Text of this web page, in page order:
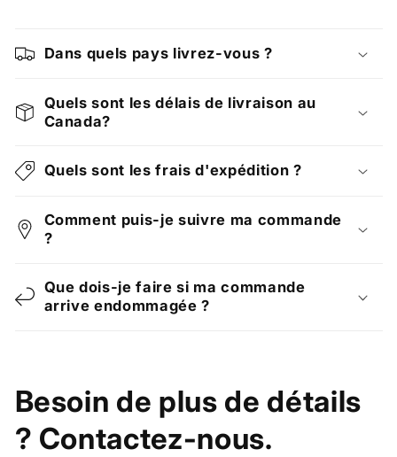
Dans quels pays livrez-vous ?
Quels sont les délais de livraison au
Canada?
Quels sont les frais d'expédition ?
Comment puis-je suivre ma commande
?
Que dois-je faire si ma commande
arrive endommagée ?
Besoin de plus de détails
? Contactez-nous.